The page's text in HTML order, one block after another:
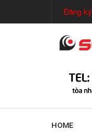
Đăng ký
HOME